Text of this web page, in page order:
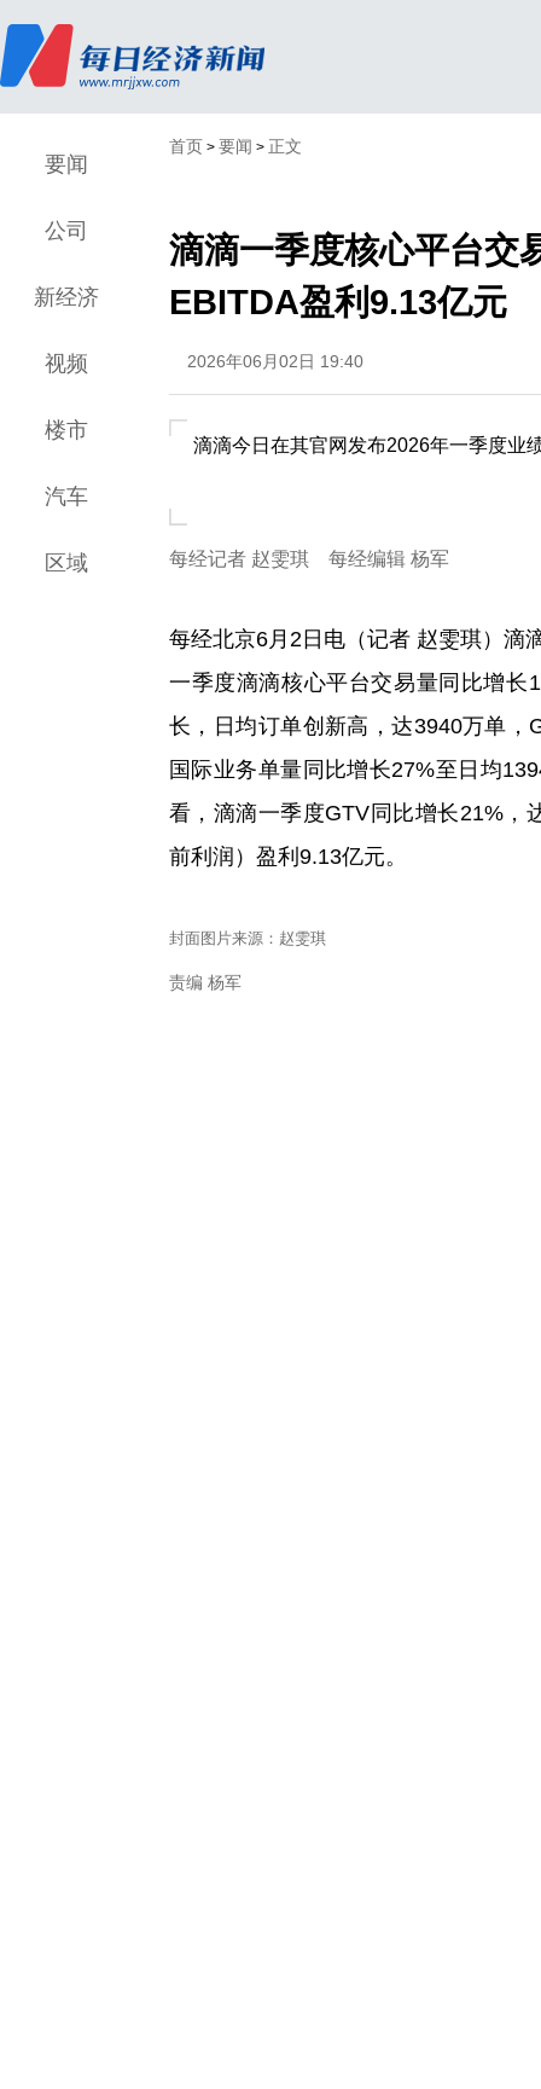
要闻
公司
新经济
视频
楼市
汽车
区域
首页 > 要闻 > 正文
滴滴一季度核心平台交
EBITDA盈利9.13亿元
2026年06月02日 19:40
滴滴今日在其官网发布2026年一季度业
每经记者 赵雯琪 每经编辑 杨军
每经北京6月2日电（记者 赵雯琪）滴
一季度滴滴核心平台交易量同比增长
长，日均订单创新高，达3940万单
国际业务单量同比增长27%至日均
看，滴滴一季度GTV同比增长21%，
前利润）盈利9.13亿元。
封面图片来源：赵雯琪
责编 杨军